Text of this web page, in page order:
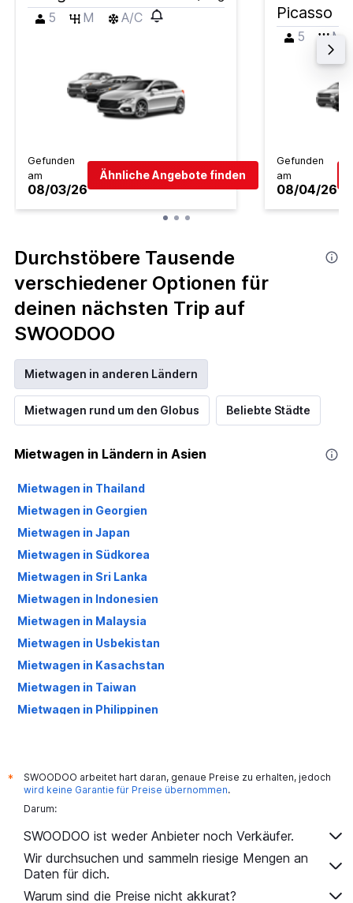
5
M A/C
Gefunden
am
08/03/26
Ähnliche Angebote finden
Picasso
5 M
Gefunden
am
08/04/26
Durchstöbere Tausende
verschiedener Optionen für
deinen nächsten Trip auf
SWOODOO
Mietwagen in anderen Ländern
Mietwagen rund um den Globus Beliebte Städte
Mietwagen in Ländern in Asien
Mietwagen in Thailand
Mietwagen in Georgien
Mietwagen in Japan
Mietwagen in Südkorea
Mietwagen in Sri Lanka
Mietwagen in Indonesien
Mietwagen in Malaysia
Mietwagen in Usbekistan
Mietwagen in Kasachstan
Mietwagen in Taiwan
Mietwagen in Philippinen
Mietwagen in Indien
Mietwagen in Kambodscha
Mietwagen in Mongolei
Mietwagen in Laos
*
SWOODOO arbeitet hart daran, genaue Preise zu erhalten, jedoch
wird keine Garantie für Preise übernommen.
Darum:
SWOODOO ist weder Anbieter noch Verkäufer.
Wir durchsuchen und sammeln riesige Mengen an
Daten für dich.
Warum sind die Preise nicht akkurat?